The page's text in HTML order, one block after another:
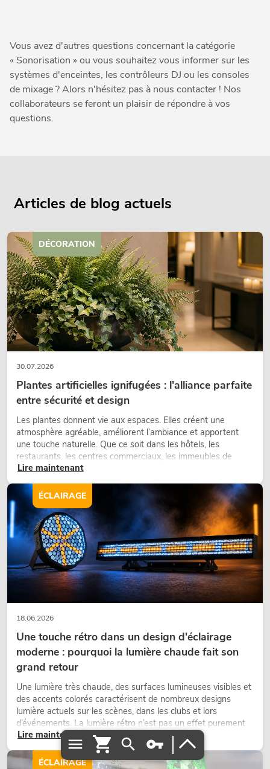
Vous avez d'autres questions concernant la catégorie
« Sonorisation » ou vous souhaitez vous informer sur les
systèmes d'enceintes, les contrôleurs DJ ou les consoles
de mixage ? Alors n'hésitez pas à nous contacter ! Nos
collaborateurs se feront un plaisir de répondre à vos
questions.
Articles de blog actuels
30.07.2026
Plantes artificielles ignifugées : l'alliance parfaite
entre sécurité et design
Les plantes donnent vie aux espaces. Elles créent une
atmosphère agréable, améliorent l’ambiance et apportent
une touche naturelle. Que ce soit dans les hôtels, les
restaurants, les centres commerciaux, les immeubles de
bureaux ou sur les stands d’exposition, une végétalisation de
d’aménagement modernes.
Lire maintenant
DÉCORATION
18.06.2026
Une touche rétro dans un design d'éclairage
moderne : pourquoi la lumière chaude fait son
grand retour
Une lumière très chaude, des surfaces lumineuses visibles et
des accents colorés caractérisent de nombreux designs
lumière actuels sur les scènes, dans les clubs et lors
d’événements. La lumière rétro n’est pas un effet purement
nostalgique, mais un outil de conception utilisé de manière
ciblée : elle crée une atmosphère, donne du caractère aux
scènes et peut rendre les configurations LED techniques plus
Lire maintenant
ÉCLAIRAGE
ÉCLAIRAGE